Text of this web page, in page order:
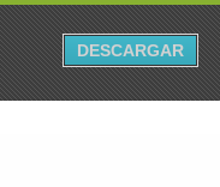
DESCARGAR